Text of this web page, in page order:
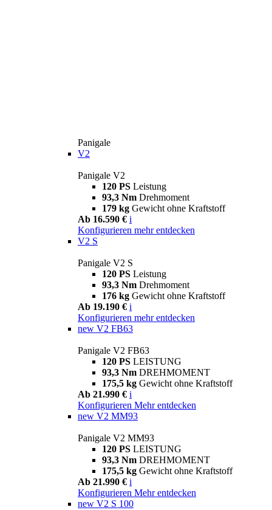
Panigale
V2
Panigale V2
120 PS Leistung
93,3 Nm Drehmoment
179 kg Gewicht ohne Kraftstoff
Ab 16.590 € i
Konfigurieren mehr entdecken
V2 S
Panigale V2 S
120 PS Leistung
93,3 Nm Drehmoment
176 kg Gewicht ohne Kraftstoff
Ab 19.190 € i
Konfigurieren mehr entdecken
new V2 FB63
Panigale V2 FB63
120 PS LEISTUNG
93,3 Nm DREHMOMENT
175,5 kg Gewicht ohne Kraftstoff
Ab 21.990 € i
Konfigurieren Mehr entdecken
new V2 MM93
Panigale V2 MM93
120 PS LEISTUNG
93,3 Nm DREHMOMENT
175,5 kg Gewicht ohne Kraftstoff
Ab 21.990 € i
Konfigurieren Mehr entdecken
new V2 S 100